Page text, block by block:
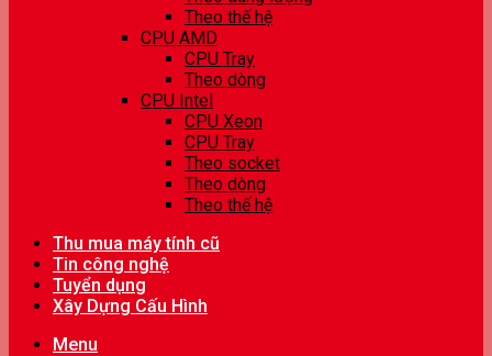
Theo thế hệ
CPU AMD
CPU Tray
Theo dòng
CPU Intel
CPU Xeon
CPU Tray
Theo socket
Theo dòng
Theo thế hệ
Thu mua máy tính cũ
Tin công nghệ
Tuyển dụng
Xây Dựng Cấu Hình
Menu